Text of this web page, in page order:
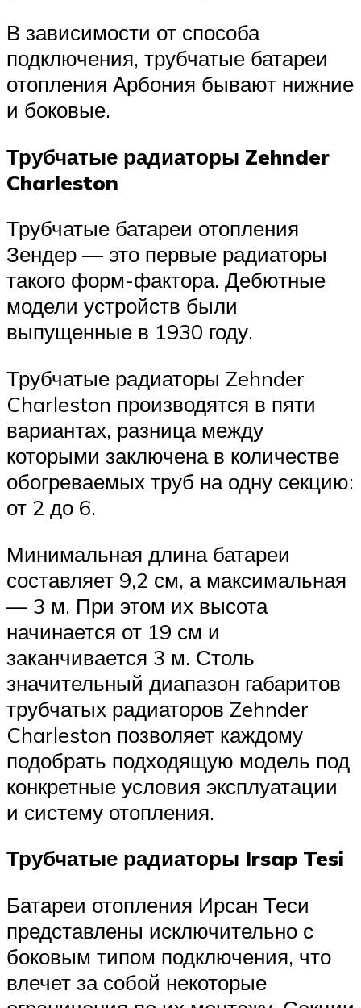
В зависимости от способа
подключения, трубчатые батареи
отопления Арбония бывают нижние
и боковые.
Трубчатые радиаторы Zehnder
Charleston
Трубчатые батареи отопления
Зендер — это первые радиаторы
такого форм-фактора. Дебютные
модели устройств были
выпущенные в 1930 году.
Трубчатые радиаторы Zehnder
Charleston производятся в пяти
вариантах, разница между
которыми заключена в количестве
обогреваемых труб на одну секцию:
от 2 до 6.
Минимальная длина батареи
составляет 9,2 см, а максимальная
— 3 м. При этом их высота
начинается от 19 см и
заканчивается 3 м. Столь
значительный диапазон габаритов
трубчатых радиаторов Zehnder
Charleston позволяет каждому
подобрать подходящую модель под
конкретные условия эксплуатации
и систему отопления.
Трубчатые радиаторы Irsap Tesi
Батареи отопления Ирсан Теси
представлены исключительно с
боковым типом подключения, что
влечет за собой некоторые